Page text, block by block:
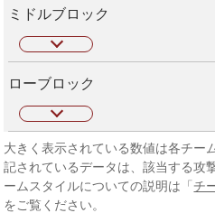
ミドルブロック
ローブロック
大きく表示されている数値は各チー
記されているデータは、該当する攻
ームスタイルについての説明は「 チ
をご覧ください。